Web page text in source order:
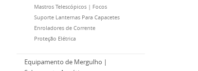
Mastros Telescópicos | Focos
Suporte Lanternas Para Capacetes
Enroladores de Corrente
Proteção Elétrica
Equipamento de Mergulho |